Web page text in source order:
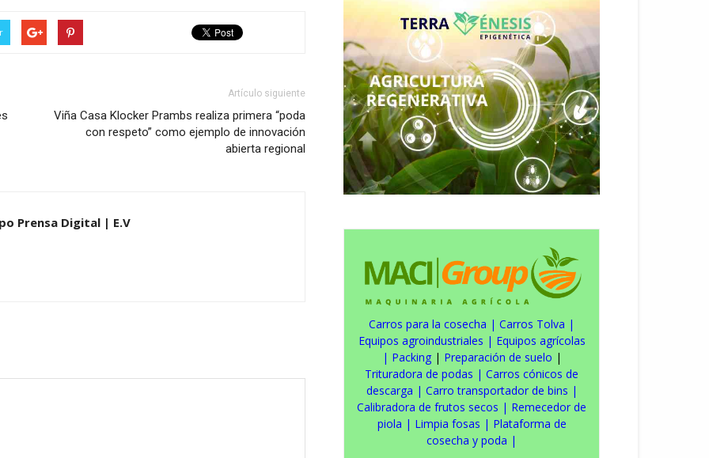
Artículo siguiente
Viña Casa Klocker Prambs realiza primera “poda
con respeto” como ejemplo de innovación
abierta regional
Prensa Digital | E.V
Carros para la cosecha | Carros Tolva |
Equipos agroindustriales | Equipos agrícolas
| Packing| Preparación de suelo |
Trituradora de podas | Carros cónicos de
descarga | Carro transportador de bins |
Calibradora de frutos secos | Remecedor de
piola | Limpia fosas | Plataforma de
cosecha y poda |